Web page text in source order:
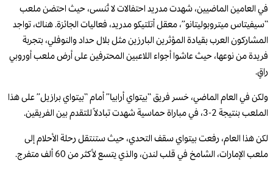
في العامين الماضيين، شهدت مدريد احتفالات لا تُنسى، حيث احتضن ملعب
“سيفيتاس ميتروبوليتانو”، معقل أتلتيكو مدريد، فعاليات الجائزة. هناك، تواجد
المشاركون العرب بقيادة المؤثرين البارزين مثل بلال حداد والنوفلي، بتجربة
فريدة من نوعها، حيث عاشوا أجواء اللاعبين المحترفين على أرض ملعب أوروبي
راقٍ.
ولكن في العام الماضي، خسر فريق “بيتواي أرابيا” أمام “بيتواي برازيل” على هذا
الملعب بنتيجة 2-3، في مباراة حماسية شهدت تبادلاً للتقدم بين الفريقين.
لكن هذا العام، رفعت بيتواي سقف التحدي، حيث ستنتقل رحلة الأحلام إلى
ملعب الإمارات، الشامخ في قلب لندن، والذي يتسع لأكثر من 60 ألف متفرج.